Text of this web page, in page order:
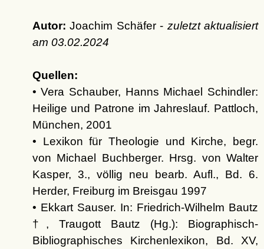
Autor: Joachim Schäfer - zuletzt aktualisiert
am 03.02.2024
Quellen:
• Vera Schauber, Hanns Michael Schindler:
Heilige und Patrone im Jahreslauf. Pattloch,
München, 2001
• Lexikon für Theologie und Kirche, begr.
von Michael Buchberger. Hrsg. von Walter
Kasper, 3., völlig neu bearb. Aufl., Bd. 6.
Herder, Freiburg im Breisgau 1997
• Ekkart Sauser. In: Friedrich-Wilhelm Bautz
†, Traugott Bautz (Hg.): Biographisch-
Bibliographisches Kirchenlexikon, Bd. XV,